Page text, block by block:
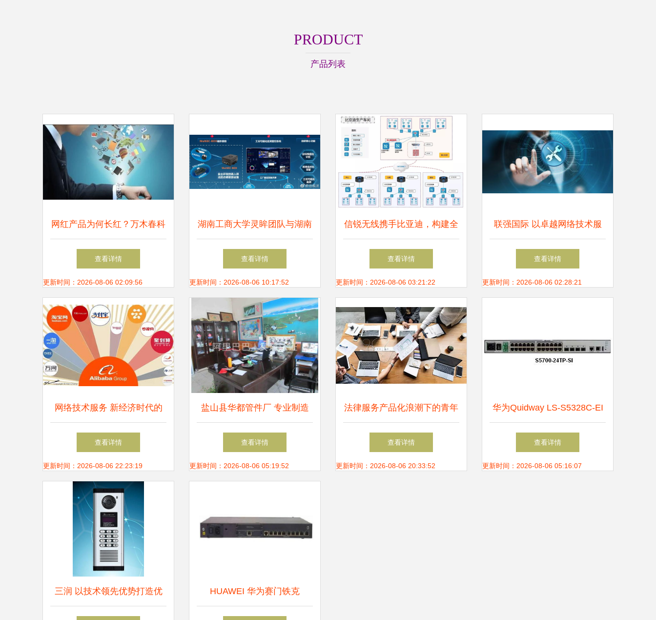
PRODUCT
产品列表
网红产品为何长红？万木春科
技 赋能用户实现“虚拟自我”是
关键
查看详情
更新时间：2026-08-06 02:09:56
湖南工商大学灵眸团队与湖南
汉坤实业达成战略合作，共筑
智慧安防新生态
查看详情
更新时间：2026-08-06 10:17:52
信锐无线携手比亚迪，构建全
国厂区无线网络全覆盖新标杆
查看详情
更新时间：2026-08-06 03:21:22
联强国际 以卓越网络技术服
务驱动企业数字化转型
查看详情
更新时间：2026-08-06 02:28:21
网络技术服务 新经济时代的
价值引擎
查看详情
更新时间：2026-08-06 22:23:19
盐山县华都管件厂 专业制造
铝制管件，网络技术服务助力
企业腾飞
查看详情
更新时间：2026-08-06 05:19:52
法律服务产品化浪潮下的青年
律师职业发展 以互联网与网
络技术服务为路径
查看详情
更新时间：2026-08-06 20:33:52
华为Quidway LS-S5328C-EI
交换机 性能与可靠性的三层
网络解决方案
查看详情
更新时间：2026-08-06 05:16:07
三润 以技术领先优势打造优 HUAWEI 华为赛门铁克